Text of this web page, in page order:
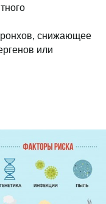
снижающее
или